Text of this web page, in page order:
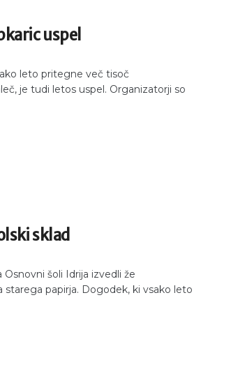
uspel
leto pritegne več tisoč
je tudi letos uspel. Organizatorji so
sklad
šoli Idrija izvedli že
starega papirja. Dogodek, ki vsako leto